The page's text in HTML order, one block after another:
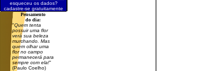
esqueceu os dados?
cadastre-se gratuitamente
Pensamento
do dia:
"Quem tenta
possuir uma flor
verá sua beleza
murchando. Mas
quem olhar uma
flor no campo
permanecerá para
sempre com ela!"
(Paulo Coelho)